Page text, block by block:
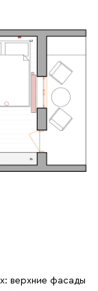
верхние фасады